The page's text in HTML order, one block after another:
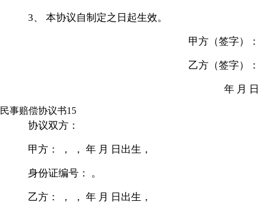
3、 本协议自制定之日起生效。
甲方（签字）：
乙方（签字）：
年 月 日
民事赔偿协议书15
协议双方：
甲方： ， ， 年 月 日出生，
身份证编号： 。
乙方： ， ， 年 月 日出生，